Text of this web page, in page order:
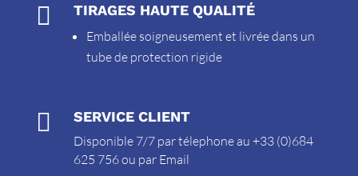
 TIRAGES HAUTE QUALITÉ
Emballée soigneusement et livrée dans un
tube de protection rigide
 SERVICE CLIENT
Disponible 7/7 par télephone au +33 (0)684
625 756 ou par Email